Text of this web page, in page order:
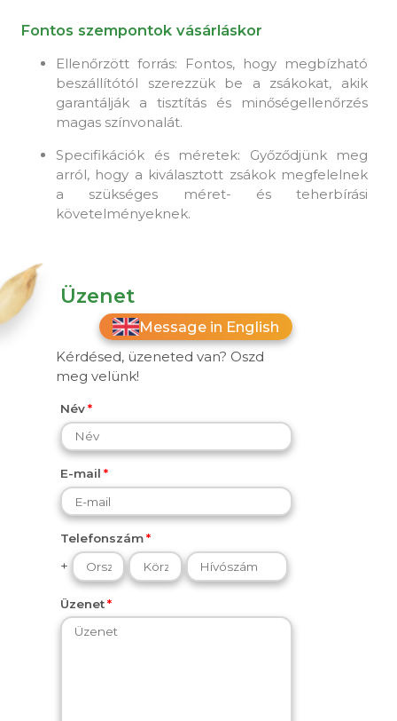
Fontos szempontok vásárláskor
Ellenőrzött forrás: Fontos, hogy megbízható
beszállítótól szerezzük be a zsákokat, akik
garantálják a tisztítás és minőségellenőrzés
magas színvonalát.
Specifikációk és méretek: Győződjünk meg
arról, hogy a kiválasztott zsákok megfelelnek
a szükséges méret- és teherbírási
követelményeknek.
Üzenet
Message in English
Kérdésed, üzeneted van? Oszd
meg velünk!
Név
E-mail
Telefonszám
+
Üzenet